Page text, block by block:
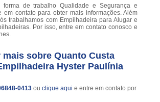
forma de trabalho Qualidade e Segurança e
em contato para obter mais informações. Além
trabalhamos com Empilhadeira para Alugar e
Por isso, entre em contato conosco e
mais sobre Quanto Custa
Hyster Paulínia
0413 ou clique aqui e entre em contato por